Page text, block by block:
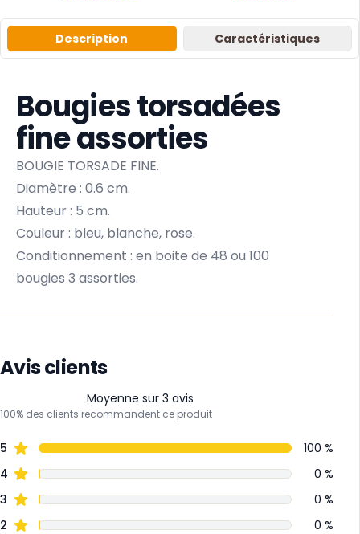
Description Caractéristiques
Bougies torsadées
fine assorties
BOUGIE TORSADE FINE.
Diamètre : 0.6 cm.
Hauteur : 5 cm.
Couleur : bleu, blanche, rose.
Conditionnement : en boite de 48 ou 100
bougies 3 assorties.
Avis clients
Moyenne sur 3 avis
100% des clients recommandent ce produit
5
100 %
4
0 %
3
0 %
2
0 %